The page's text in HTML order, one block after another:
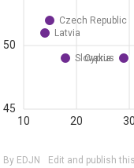
45
50
10 20 30
Czech Republic
Cyprus
Latvia
Slovakia
Edit and publish
By EDJN